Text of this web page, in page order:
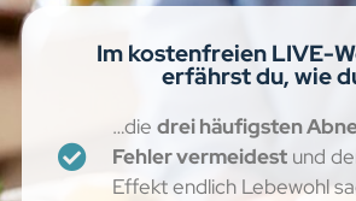
Im kostenfreien LIVE-
erfährst du, wie
…die drei häufigsten
Fehler vermeidestund
Effekt endlich Lebewohl